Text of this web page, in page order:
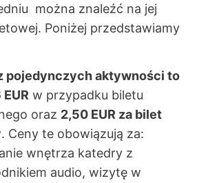
można znaleźć na jej
Poniżej przedstawiamy
pojedynczych aktywności to
w przypadku biletu
oraz 2,50 EUR za bilet
. Ceny te obowiązują za:
wnętrza katedry z
audio, wizytę w